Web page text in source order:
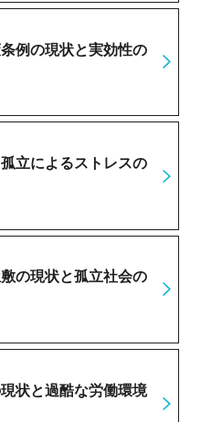
例の現状と実効性の
立によるストレスの
の現状と孤立社会の
状と過酷な労働環境